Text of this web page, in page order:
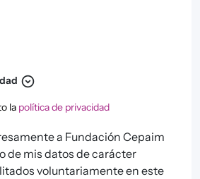
expand_circle_down
la política de privacidad
a Fundación Cepaim
de mis datos de carácter
voluntariamente en este